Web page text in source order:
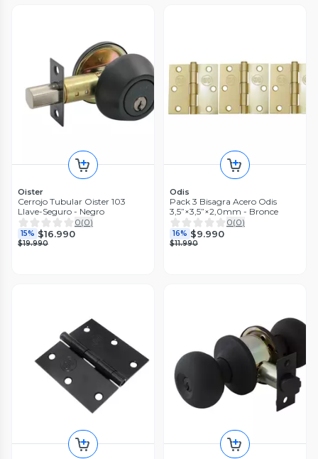
Oister
Cerrojo Tubular Oister 103
Llave-Seguro - Negro
0(0)
15% $16.990
$19.990
Odis
Pack 3 Bisagra Acero Odis
3,5”×3,5”×2,0mm - Bronce
0(0)
16% $9.990
$11.990